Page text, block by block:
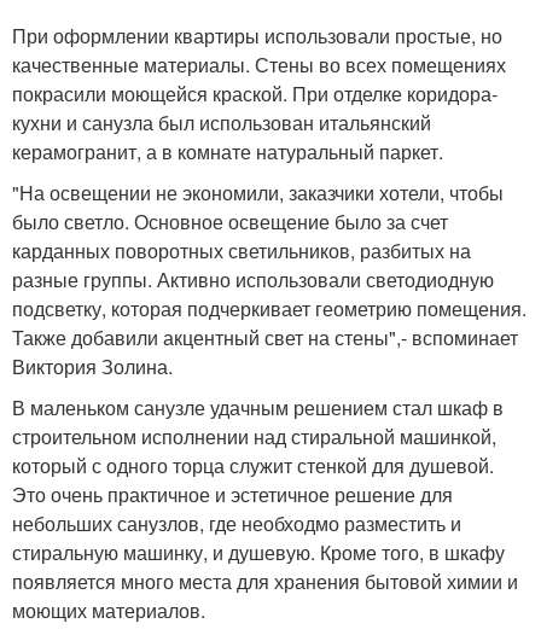
При оформлении квартиры использовали простые, но
качественные материалы. Стены во всех помещениях
покрасили моющейся краской. При отделке коридора-
кухни и санузла был использован итальянский
керамогранит, а в комнате натуральный паркет.
"На освещении не экономили, заказчики хотели, чтобы
было светло. Основное освещение было за счет
карданных поворотных светильников, разбитых на
разные группы. Активно использовали светодиодную
подсветку, которая подчеркивает геометрию помещения.
Также добавили акцентный свет на стены",- вспоминает
Виктория Золина.
В маленьком санузле удачным решением стал шкаф в
строительном исполнении над стиральной машинкой,
который с одного торца служит стенкой для душевой.
Это очень практичное и эстетичное решение для
небольших санузлов, где необходмо разместить и
стиральную машинку, и душевую. Кроме того, в шкафу
появляется много места для хранения бытовой химии и
моющих материалов.